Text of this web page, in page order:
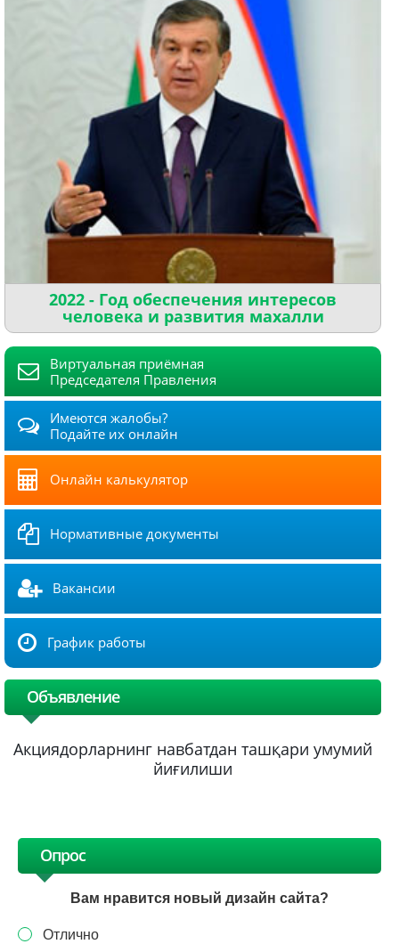
2022 - Год обеспечения интересов
человека и развития махалли
Виртуальная приёмная
Председателя Правления
Имеются жалобы?
Подайте их онлайн
Онлайн калькулятор
Нормативные документы
Вакансии
График работы
Объявление
Акциядорларнинг навбатдан ташқари умумий
йиғилиши
Опрос
Вам нравится новый дизайн сайта?
Отлично